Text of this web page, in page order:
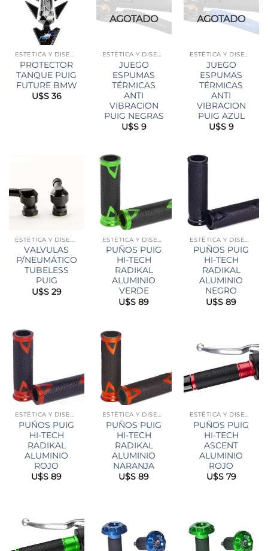
ESTÉTICA Y DISEÑO
PROTECTOR
TANQUE PUIG
FUTURE BMW
U$S 36
AGOTADO
ESTÉTICA Y DISEÑO
JUEGO
ESPUMAS
TÉRMICAS
ANTI
VIBRACION
PUIG NEGRAS
U$S 9
AGOTADO
ESTÉTICA Y DISEÑO
JUEGO
ESPUMAS
TÉRMICAS
ANTI
VIBRACION
PUIG AZUL
U$S 9
ESTÉTICA Y DISEÑO
VALVULAS
P/NEUMÁTICO
TUBELESS
PUIG
U$S 29
ESTÉTICA Y DISEÑO
PUÑOS PUIG
HI-TECH
RADIKAL
ALUMINIO
VERDE
U$S89
ESTÉTICA Y DISEÑO
PUÑOS PUIG
HI-TECH
RADIKAL
ALUMINIO
NEGRO
U$S89
ESTÉTICA Y DISEÑO
PUÑOS PUIG
HI-TECH
RADIKAL
ALUMINIO
ROJO
U$S89
ESTÉTICA Y DISEÑO
PUÑOS PUIG
HI-TECH
RADIKAL
ALUMINIO
NARANJA
U$S89
ESTÉTICA Y DISEÑO
PUÑOS PUIG
HI-TECH
ASCENT
ALUMINIO
ROJO
U$S 79